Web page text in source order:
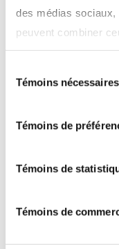
des médias sociaux,
peuvent combiner
que vous leur avez
votre utilisation de
notre site Web, vous
référez à la section
».
Témoins nécessaires
Témoins de
Témoins de
Témoins de
26 oct. 2021 | Munro
énergétique
de quoi s’agit-il et
accéder au